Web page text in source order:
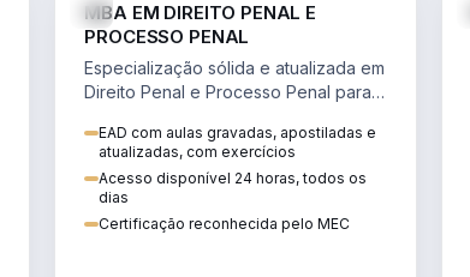
MBA EM DIREITO PENAL E
PROCESSO PENAL
Especialização sólida e atualizada em
Direito Penal e Processo Penal para a
jurídicos.
EAD com aulas gravadas, apostiladas e
atualizadas, com exercícios
Acesso disponível 24 horas, todos os
dias
Certificação reconhecida pelo MEC